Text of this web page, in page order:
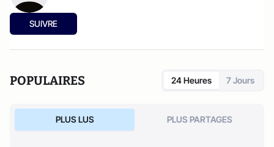
SUIVRE
POPULAIRES 24 Heures 7 Jours
PLUS LUS PLUS PARTAGES